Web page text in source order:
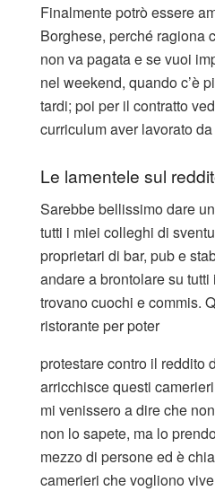
Finalmente potrò essere
Borghese, perché ragiona
non va pagata e se vuoi
nel weekend, quando c’è
tardi; poi per il contratto
curriculum aver lavorato
Le lamentele sul
Sarebbe bellissimo dare
tutti i miei colleghi di
proprietari di bar, pub e
andare a brontolare su
trovano cuochi e commis.
ristorante per poter
protestare contro il reddito
arricchisce questi
mi venissero a dire che
non lo sapete, ma lo
mezzo di persone ed è
camerieri che vogliono